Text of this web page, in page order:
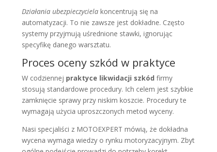
Działania ubezpieczycielakoncentrują się na
automatyzacji. To nie zawsze jest dokładne. Często
systemy przyjmują uśrednione stawki, ignorując
specyfikę danego warsztatu.
Proces oceny szkód w praktyce
W codziennej praktyce likwidacji szkód firmy
stosują standardowe procedury. Ich celem jest szybkie
zamknięcie sprawy przy niskim koszcie. Procedury te
wymagają użycia uproszczonych metod wyceny.
Nasi specjaliści z MOTOEXPERT mówią, że dokładna
wycena wymaga wiedzy o rynku motoryzacyjnym. Zbyt